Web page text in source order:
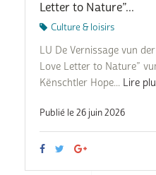
Letter to Nature”...
Culture & loisirs
LU De Vernissage vun
Love Letter to Nature”
Kënschtler Hope... Lire
Publié le 26 juin 2026